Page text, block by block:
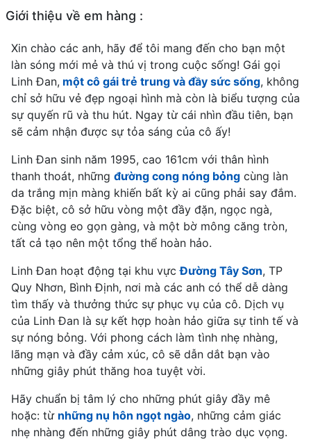
Giới thiệu về em hàng :
Xin chào các anh, hãy để tôi mang đến cho bạn một
làn sóng mới mẻ và thú vị trong cuộc sống! Gái gọi
Linh Đan, một cô gái trẻ trung và đầy sức sống, không
chỉ sở hữu vẻ đẹp ngoại hình mà còn là biểu tượng của
sự quyến rũ và thu hút. Ngay từ cái nhìn đầu tiên, bạn
sẽ cảm nhận được sự tỏa sáng của cô ấy!
Linh Đan sinh năm 1995, cao 161cm với thân hình
thanh thoát, những đường cong nóng bỏng cùng làn
da trắng mịn màng khiến bất kỳ ai cũng phải say đắm.
Đặc biệt, cô sở hữu vòng một đầy đặn, ngọc ngà,
cùng vòng eo gọn gàng, và một bờ mông căng tròn,
tất cả tạo nên một tổng thể hoàn hảo.
Linh Đan hoạt động tại khu vựcĐường Tây Sơn, TP
Quy Nhơn, Bình Định, nơi mà các anh có thể dễ dàng
tìm thấy và thưởng thức sự phục vụ của cô. Dịch vụ
của Linh Đan là sự kết hợp hoàn hảo giữa sự tinh tế và
sự nóng bỏng. Với phong cách làm tình nhẹ nhàng,
lãng mạn và đầy cảm xúc, cô sẽ dẫn dắt bạn vào
những giây phút thăng hoa tuyệt vời.
Hãy chuẩn bị tâm lý cho những phút giây đầy mê
hoặc: từ những nụ hôn ngọt ngào, những cảm giác
nhẹ nhàng đến những giây phút dâng trào dục vọng.